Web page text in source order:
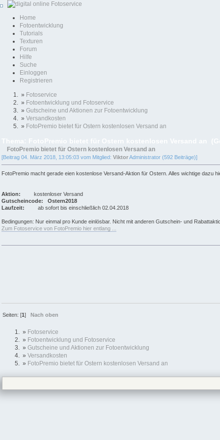
Home
Fotoentwicklung
Tutorials
Texturen
Forum
Hilfe
Suche
Einloggen
Registrieren
» Fotoservice
» Fotoentwicklung und Fotoservice
» Gutscheine und Aktionen zur Fotoentwicklung
» Versandkosten
» FotoPremio bietet für Ostern kostenlosen Versand an
FotoPremio bietet für Ostern kostenlosen Versand an
[Beitrag 04. März 2018, 13:05:03 vom Mitglied: ViktorAdministrator (592 Beiträge)]
FotoPremio macht gerade eien kostenlose Versand-Aktion für Ostern. Alles wichtige dazu
Aktion: kostenloser Versand
Gutscheincode:
Ostern2018
Laufzeit: ab sofort bis einschließlich 02.04.2018
Bedingungen: Nur einmal pro Kunde einlösbar. Nicht mit anderen Gutschein- und
Zum Fotoservice von FotoPremio hier entlang ...
Seiten: [1]Nach oben
» Fotoservice
» Fotoentwicklung und Fotoservice
» Gutscheine und Aktionen zur Fotoentwicklung
» Versandkosten
» FotoPremio bietet für Ostern kostenlosen Versand an